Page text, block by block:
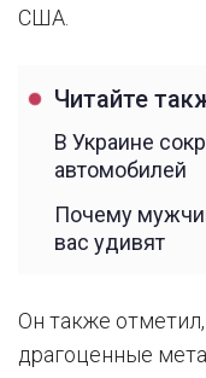
США.
Читайте
В Украине
автомобилей
Почему
вас удивят
Он также
драгоценные